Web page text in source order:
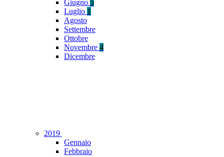
Giugno 5
Luglio 1
Agosto
Settembre
Ottobre
Novembre 4
Dicembre
2019
Gennaio
Febbraio